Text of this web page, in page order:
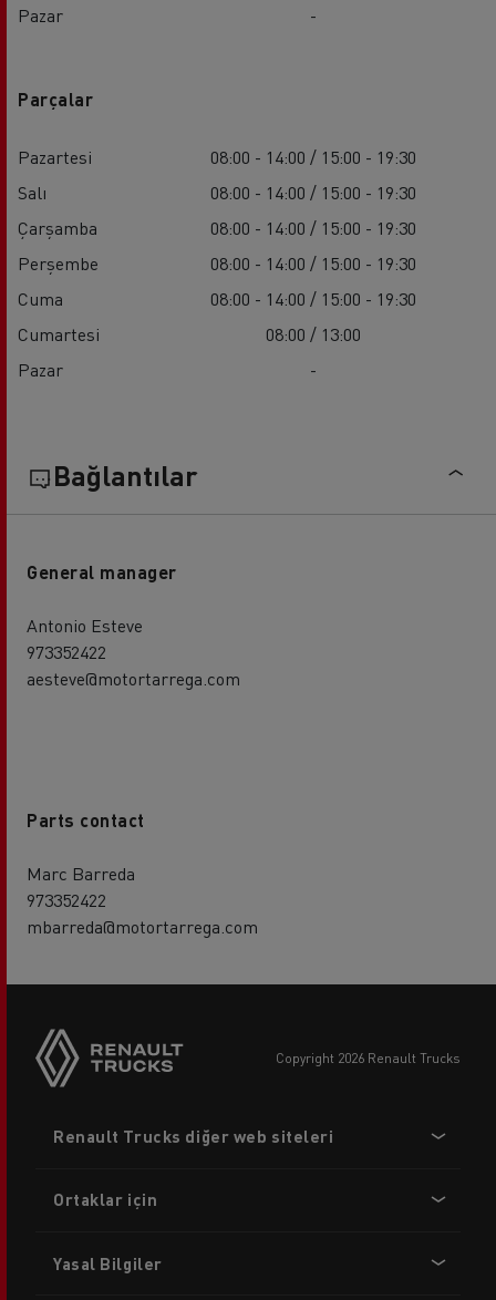
Pazar
-
Parçalar
Pazartesi
08:00 - 14:00 / 15:00 - 19:30
Salı
08:00 - 14:00 / 15:00 - 19:30
Çarşamba
08:00 - 14:00 / 15:00 - 19:30
Perşembe
08:00 - 14:00 / 15:00 - 19:30
Cuma
08:00 - 14:00 / 15:00 - 19:30
Cumartesi
08:00 / 13:00
Pazar
-
Bağlantılar
General manager
Antonio Esteve
973352422
aesteve@motortarrega.com
Parts contact
Marc Barreda
973352422
mbarreda@motortarrega.com
copyright 2026 Renault Trucks
menu
Renault Trucks diğer web siteleri
Ortaklar için
Yasal Bilgiler